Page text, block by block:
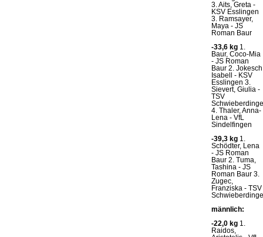
3. Aits, Greta -
KSV Esslingen
3. Ramsayer,
Maya - JS
Roman Baur
-33,6 kg 1.
Baur, Coco-Mia
- JS Roman
Baur 2. Jokesch
Isabell - KSV
Esslingen 3.
Sievert, Giulia -
TSV
4. Thaler, Anna-
Lena - VfL
Sindelfingen
-39,3 kg 1.
Schödter, Lena
- JS Roman
Baur 2. Tuma,
Tashina - JS
Roman Baur 3.
Zugec,
Franziska - TSV
männlich:
-22,0 kg 1.
Raidos,